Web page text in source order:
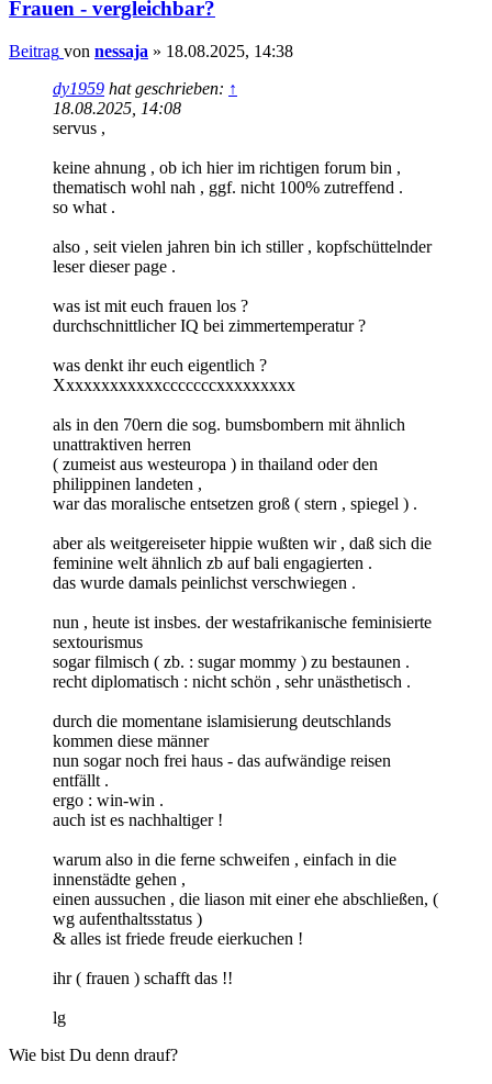
Frauen - vergleichbar?
Beitrag von nessaja » 18.08.2025, 14:38
dy1959 hat geschrieben: ↑
18.08.2025, 14:08
servus ,
keine ahnung , ob ich hier im richtigen forum bin ,
thematisch wohl nah , ggf. nicht 100% zutreffend .
so what .
also , seit vielen jahren bin ich stiller , kopfschüttelnder
leser dieser page .
was ist mit euch frauen los ?
durchschnittlicher IQ bei zimmertemperatur ?
was denkt ihr euch eigentlich ?
Xxxxxxxxxxxxcccccccxxxxxxxxx
als in den 70ern die sog. bumsbombern mit ähnlich
unattraktiven herren
( zumeist aus westeuropa ) in thailand oder den
philippinen landeten ,
war das moralische entsetzen groß ( stern , spiegel ) .
aber als weitgereiseter hippie wußten wir , daß sich die
feminine welt ähnlich zb auf bali engagierten .
das wurde damals peinlichst verschwiegen .
nun , heute ist insbes. der westafrikanische feminisierte
sextourismus
sogar filmisch ( zb. : sugar mommy ) zu bestaunen .
recht diplomatisch : nicht schön , sehr unästhetisch .
durch die momentane islamisierung deutschlands
kommen diese männer
nun sogar noch frei haus - das aufwändige reisen
entfällt .
ergo : win-win .
auch ist es nachhaltiger !
warum also in die ferne schweifen , einfach in die
innenstädte gehen ,
einen aussuchen , die liason mit einer ehe abschließen, (
wg aufenthaltsstatus )
& alles ist friede freude eierkuchen !
ihr ( frauen ) schafft das !!
lg
Wie bist Du denn drauf?